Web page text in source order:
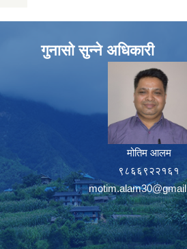
गुनासो सुन्ने अधिकारी
मोतिम आलम
९८६६९२२१६१